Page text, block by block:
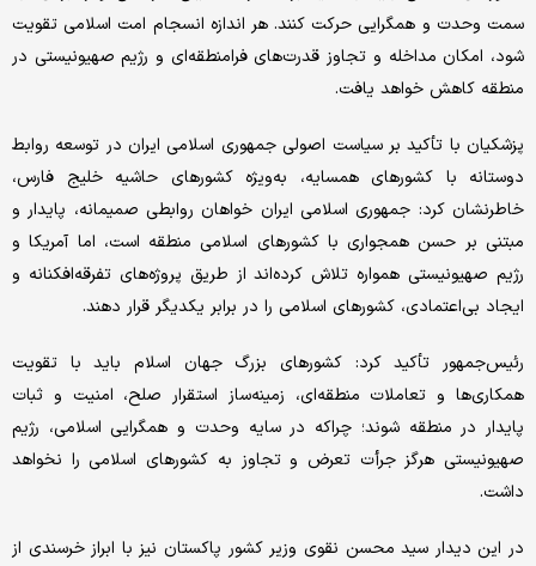
سمت وحدت و همگرایی حرکت کنند. هر اندازه انسجام امت اسلامی تقویت
شود، امکان مداخله و تجاوز قدرت‌های فرامنطقه‌ای و رژیم صهیونیستی در
منطقه کاهش خواهد یافت.
پزشکیان با تأکید بر سیاست اصولی جمهوری اسلامی ایران در توسعه روابط
دوستانه با کشورهای همسایه، به‌ویژه کشورهای حاشیه خلیج فارس،
خاطرنشان کرد: جمهوری اسلامی ایران خواهان روابطی صمیمانه، پایدار و
مبتنی بر حسن همجواری با کشورهای اسلامی منطقه است، اما آمریکا و
رژیم صهیونیستی همواره تلاش کرده‌اند از طریق پروژه‌های تفرقه‌افکنانه و
ایجاد بی‌اعتمادی، کشورهای اسلامی را در برابر یکدیگر قرار دهند.
رئیس‌جمهور تأکید کرد: کشورهای بزرگ جهان اسلام باید با تقویت
همکاری‌ها و تعاملات منطقه‌ای، زمینه‌ساز استقرار صلح، امنیت و ثبات
پایدار در منطقه شوند؛ چراکه در سایه وحدت و همگرایی اسلامی، رژیم
صهیونیستی هرگز جرأت تعرض و تجاوز به کشورهای اسلامی را نخواهد
داشت.
در این دیدار سید محسن نقوی وزیر کشور پاکستان نیز با ابراز خرسندی از